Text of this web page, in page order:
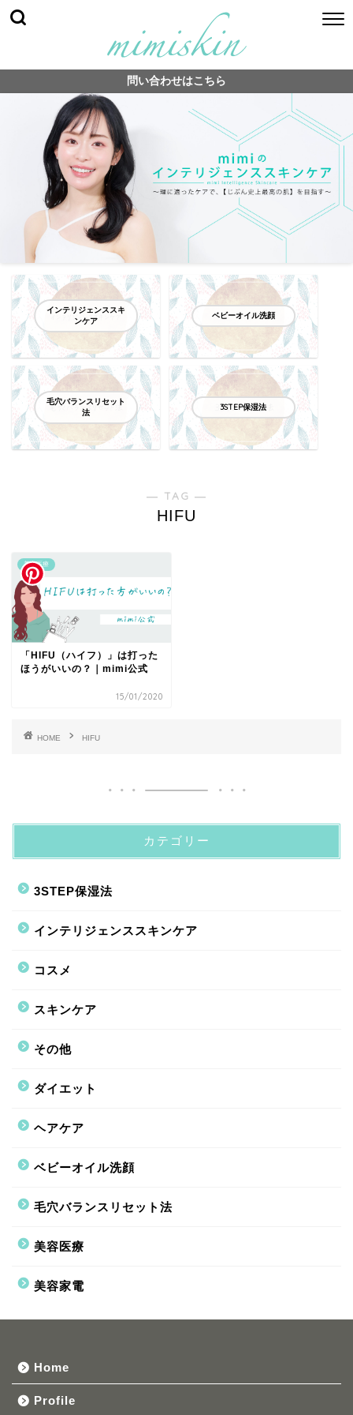
問い合わせはこちら
インテリジェンススキ
ンケア
ベビーオイル洗顔
毛穴バランスリセット
法
3STEP保湿法
― TAG ―
HIFU
美容医療
「HIFU（ハイフ）」は打った
ほうがいいの？｜mimi公式
15/01/2020
HOME HIFU
カテゴリー
3STEP保湿法
インテリジェンススキンケア
コスメ
スキンケア
その他
ダイエット
ヘアケア
ベビーオイル洗顔
毛穴バランスリセット法
美容医療
美容家電
Home
Profile